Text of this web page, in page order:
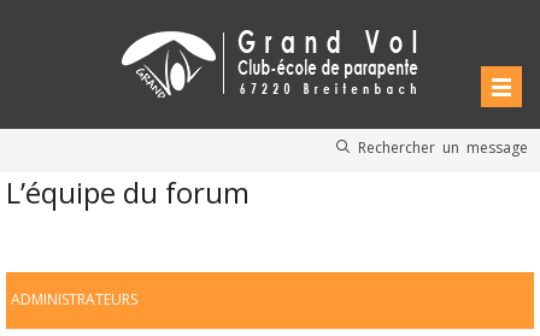
Rechercher un message
L’équipe du forum
ADMINISTRATEURS